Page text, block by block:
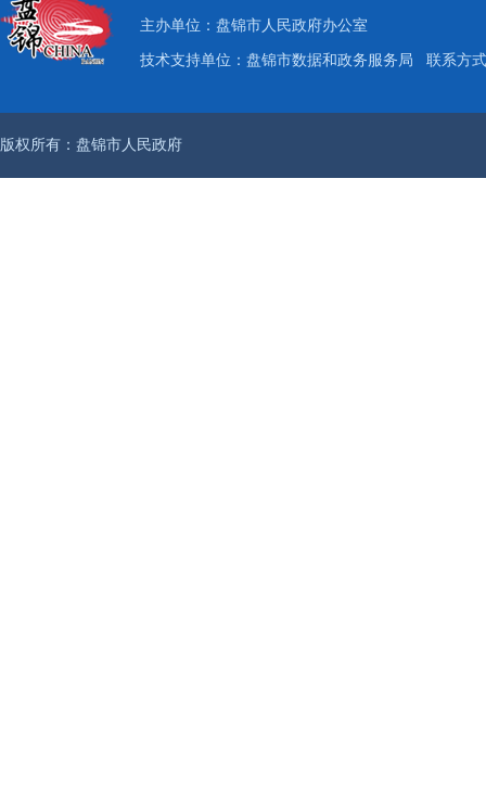
主办单位：盘锦市人民政府办公室
技术支持单位：盘锦市数据和政务服务局 联系方
版权所有：盘锦市人民政府